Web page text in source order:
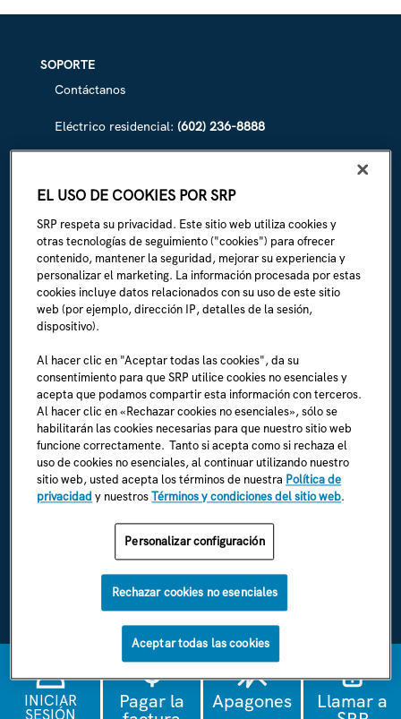
INICIAR
SESIÓN
Pagar la Apagones Llamar a
ACERCA DE SRP
Biografía de la empresa
Carreras (en inglés)
Soy un empleado (en inglés)
Normas y reglamentos de SRP (en inglés)
SOPORTE
Contáctanos
Eléctrico residencial: (602) 236-8888
Irrigación de SRP:(602) 236-3333
La Línea:(602) 236-1111
ENCUÉNTRANOS EN
Política de privacidad de SRP
Términos y condiciones de la página web de SRP
English
EL USO DE COOKIES POR SRP
SRP respeta su privacidad. Este sitio web utiliza cookies y
otras tecnologías de seguimiento ("cookies") para ofrecer
contenido, mantener la seguridad, mejorar su experiencia y
personalizar el marketing. La información procesada por estas
cookies incluye datos relacionados con su uso de este sitio
web (por ejemplo, dirección IP, detalles de la sesión,
dispositivo).
Al hacer clic en "Aceptar todas las cookies", da su
consentimiento para que SRP utilice cookies no esenciales y
acepta que podamos compartir esta información con terceros.
Al hacer clic en «Rechazar cookies no esenciales», sólo se
habilitarán las cookies necesarias para que nuestro sitio web
funcione correctamente. Tanto si acepta como si rechaza el
uso de cookies no esenciales, al continuar utilizando nuestro
sitio web, usted acepta los términos de nuestra Política de
privacidad y nuestrosTérminos y condiciones del sitio web.
Personalizar configuración
Rechazar cookies no esenciales
Aceptar todas las cookies